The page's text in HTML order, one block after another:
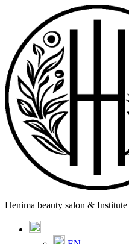
Henima beauty salon & Institute